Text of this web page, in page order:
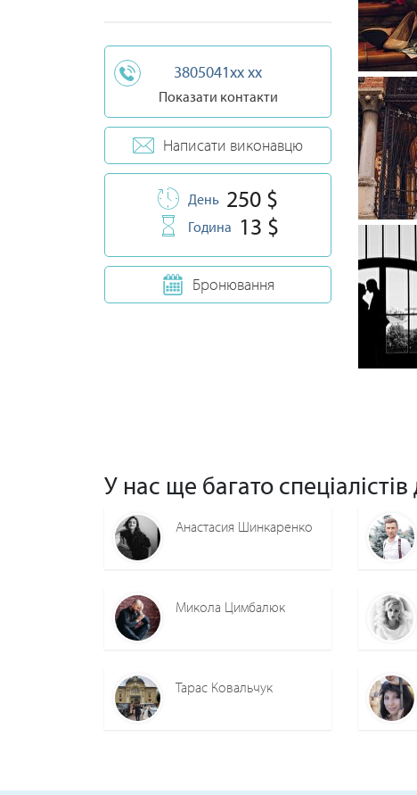
3805041xx xx
Показати контакти
Написати виконавцю
День 250 $
Година 13 $
Бронювання
0
У нас ще багато
Анастасия Шинкаренко
Микола Цимбалюк
Тарас Ковальчук